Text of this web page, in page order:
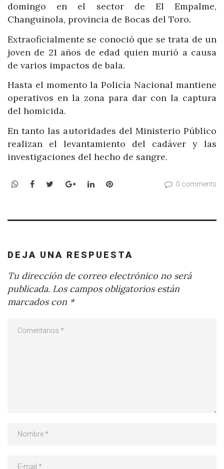
domingo en el sector de El Empalme,
Changuinola, provincia de Bocas del Toro.
Extraoficialmente se conoció que se trata de un
joven de 21 años de edad quien murió a causa
de varios impactos de bala.
Hasta el momento la Policía Nacional mantiene
operativos en la zona para dar con la captura
del homicida.
En tanto las autoridades del Ministerio Público
realizan el levantamiento del cadáver y las
investigaciones del hecho de sangre.
WhatsApp
Facebook
TwitterGoogle+LinkedInPinterest 0 comments
DEJA UNA RESPUESTA
Tu dirección de correo electrónico no será
publicada. Los campos obligatorios están
marcados con *